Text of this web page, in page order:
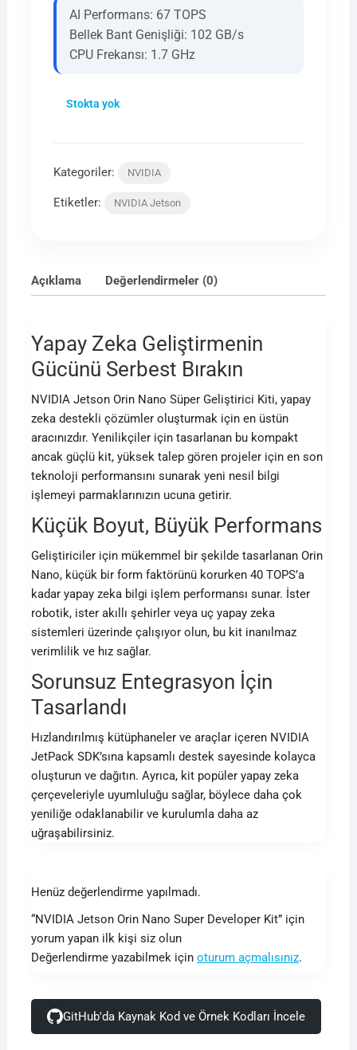
AI Performans: 67 TOPS
Bellek Bant Genişliği: 102 GB/s
CPU Frekansı: 1.7 GHz
Stokta yok
Kategoriler: NVIDIA
Etiketler: NVIDIA Jetson
Açıklama Değerlendirmeler (0)
Yapay Zeka Geliştirmenin
Gücünü Serbest Bırakın
NVIDIA Jetson Orin Nano Süper Geliştirici Kiti, yapay
zeka destekli çözümler oluşturmak için en üstün
aracınızdır. Yenilikçiler için tasarlanan bu kompakt
ancak güçlü kit, yüksek talep gören projeler için en son
teknoloji performansını sunarak yeni nesil bilgi
işlemeyi parmaklarınızın ucuna getirir.
Küçük Boyut, Büyük Performans
Geliştiriciler için mükemmel bir şekilde tasarlanan Orin
Nano, küçük bir form faktörünü korurken 40 TOPS’a
kadar yapay zeka bilgi işlem performansı sunar. İster
robotik, ister akıllı şehirler veya uç yapay zeka
sistemleri üzerinde çalışıyor olun, bu kit inanılmaz
verimlilik ve hız sağlar.
Sorunsuz Entegrasyon İçin
Tasarlandı
Hızlandırılmış kütüphaneler ve araçlar içeren NVIDIA
JetPack SDK’sına kapsamlı destek sayesinde kolayca
oluşturun ve dağıtın. Ayrıca, kit popüler yapay zeka
çerçeveleriyle uyumluluğu sağlar, böylece daha çok
yeniliğe odaklanabilir ve kurulumla daha az
uğraşabilirsiniz.
Henüz değerlendirme yapılmadı.
“NVIDIA Jetson Orin Nano Super Developer Kit” için
yorum yapan ilk kişi siz olun
Değerlendirme yazabilmek için oturum açmalısınız.
GitHub'da Kaynak Kod ve Örnek Kodları İncele